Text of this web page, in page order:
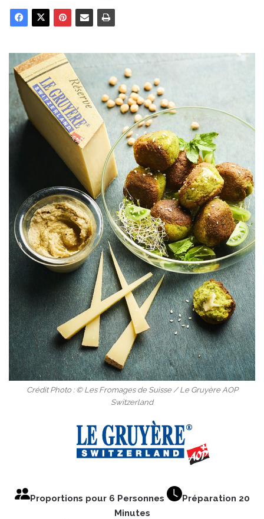
Crédit Photo : © Les Fromages de Suisse / Le Gruyère AOP
Switzerland
Proportions pour 6 Personnes
Préparation 20
Minutes